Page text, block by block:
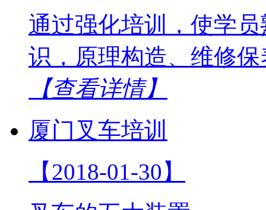
通过强化培训，使学
识，原理构造、维修
【查看详情】
厦门叉车培训
【2018-01-30】